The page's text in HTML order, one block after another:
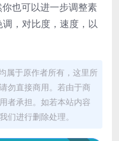
也可以进一步调整素
，对比度，速度，以
属于原作者所有，这里所
勿直接商用。若由于商
者承担。如若本站内容
们进行删除处理。